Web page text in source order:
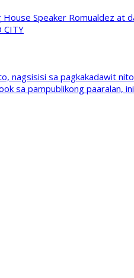
Speaker Romualdez at
CITY
nagsisisi sa pagkakadawit
sa pampublikong paaralan,